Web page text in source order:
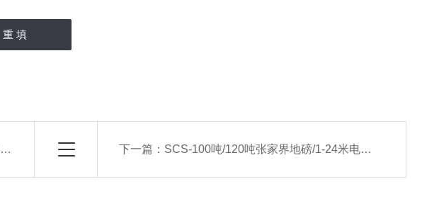
下一篇： SCS-100吨/120吨张家界地磅/1-24米电子磅厂家